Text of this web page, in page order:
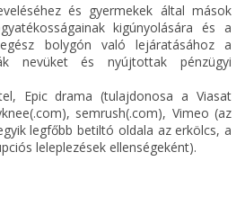
és gyermekek által mások
kigúnyolására és a
bolygón való lejáratásához a
nevüket és nyújtottak pénzügyi
Epic drama (tulajdonosa a Viasat
semrush(.com), Vimeo (az
legfőbb betiltó oldala az erkölcs, a
leleplezések ellenségeként).